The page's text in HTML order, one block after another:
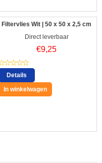
Filtervlies Wit | 50 x 50 x 2,5 cm
Direct leverbaar
€9,25
Details
In winkelwagen